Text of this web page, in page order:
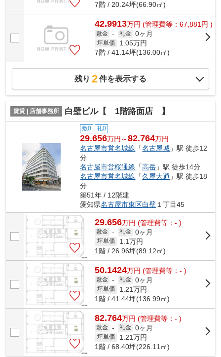
7階 / 20.24坪(66.90㎡)
42.9913万円 (管理費等：67,881円 )
敷金 - 礼金 0ヶ月
坪単価 1.05万円
7階 / 41.14坪(136.00㎡)
残り 2件を表示する
賃貸 | 店舗事務所 白壁ビル【 1階路面店 】
敷0 礼0
29.656万円～82.764万円
名古屋市営名城線 「名古屋城 」駅 徒歩12
分
名古屋市営桜通線 「高岳 」駅 徒歩14分
名古屋市営名城線 「久屋大通 」駅 徒歩18
分
築51年 / 12階建
愛知県名古屋市東区白壁 １丁目45
29.656万円 (管理費等：- )
敷金 - 礼金 0ヶ月
坪単価 1.1万円
1階 / 26.96坪(89.12㎡)
50.1424万円 (管理費等：- )
敷金 - 礼金 0ヶ月
坪単価 1.21万円
1階 / 41.44坪(136.99㎡)
82.764万円 (管理費等：- )
敷金 - 礼金 0ヶ月
坪単価 1.21万円
1階 / 68.40坪(226.11㎡)